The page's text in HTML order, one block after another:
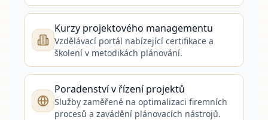
Kurzy projektového managementu
Vzdělávací portál nabízející certifikace a
školení v metodikách plánování.
Poradenství v řízení projektů
Služby zaměřené na optimalizaci firemních
procesů a zavádění plánovacích nástrojů.